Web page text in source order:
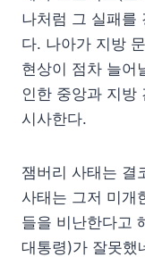
나처럼 그 실패를
다. 나아가 지방
현상이 점차 늘어
인한 중앙과 지방
시사한다.
잼버리 사태는 결
사태는 그저 미개
들을 비난한다고
대통령)가 잘못했